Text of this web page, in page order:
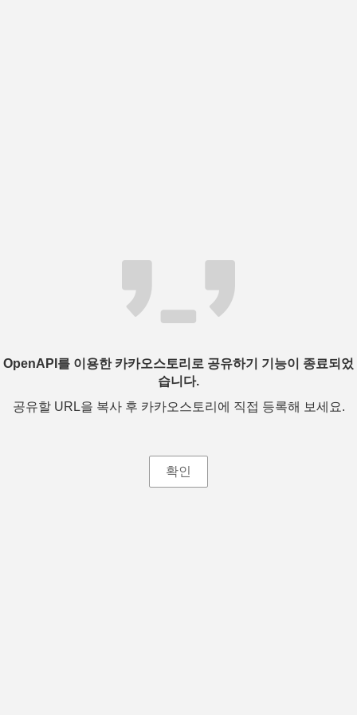
OpenAPI를 이용한 카카오스토리로 공유하기 기능이 종료되었
습니다.
공유할 URL을 복사 후 카카오스토리에 직접 등록해 보세요.
확인